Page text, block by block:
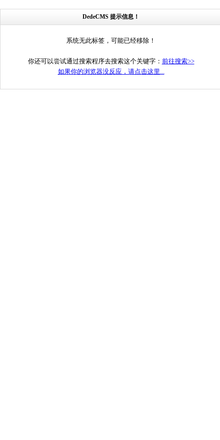
DedeCMS 提示信息！
系统无此标签，可能已经移除！
你还可以尝试通过搜索程序去搜索这个关键字： 前往搜索>>
如果你的浏览器没反应，请点击这里...